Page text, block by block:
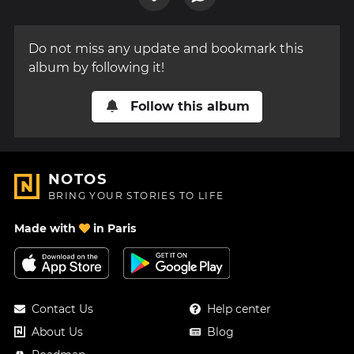
Do not miss any update and bookmark this
album by following it!
Follow this album
NOTOS
BRING YOUR STORIES TO LIFE
Made with in Paris
Contact Us
About Us
Help center
Blog